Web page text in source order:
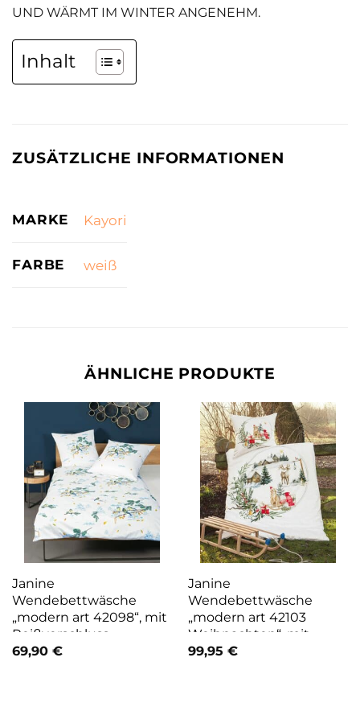
UND WÄRMT IM WINTER ANGENEHM.
Inhalt
ZUSÄTZLICHE INFORMATIONEN
MARKE Kayori
FARBE weiß
ÄHNLICHE PRODUKTE
Janine
Wendebettwäsche
„modern art 42098“, mit
Reißverschluss
69,90 €
Janine
Wendebettwäsche
„modern art 42103
Weihnachten“, mit
Reißverschluss,
99,95 €